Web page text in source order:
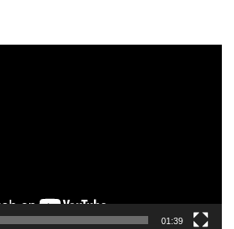
01:39